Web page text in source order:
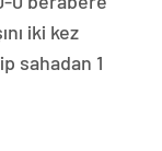
iki kez
sahadan 1